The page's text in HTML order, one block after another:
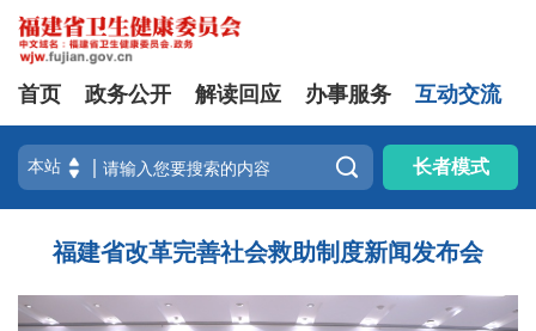
首页 政务公开 解读回应 办事服务 互动交流
 长者模式
福建省改革完善社会救助制度新闻发布会